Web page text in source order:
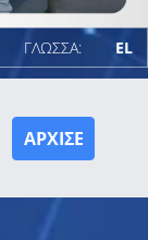
ΓΛΩΣΣΑ: EL
ΑΡΧΙΣΕ